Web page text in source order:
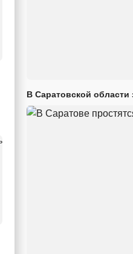
В Саратовской области